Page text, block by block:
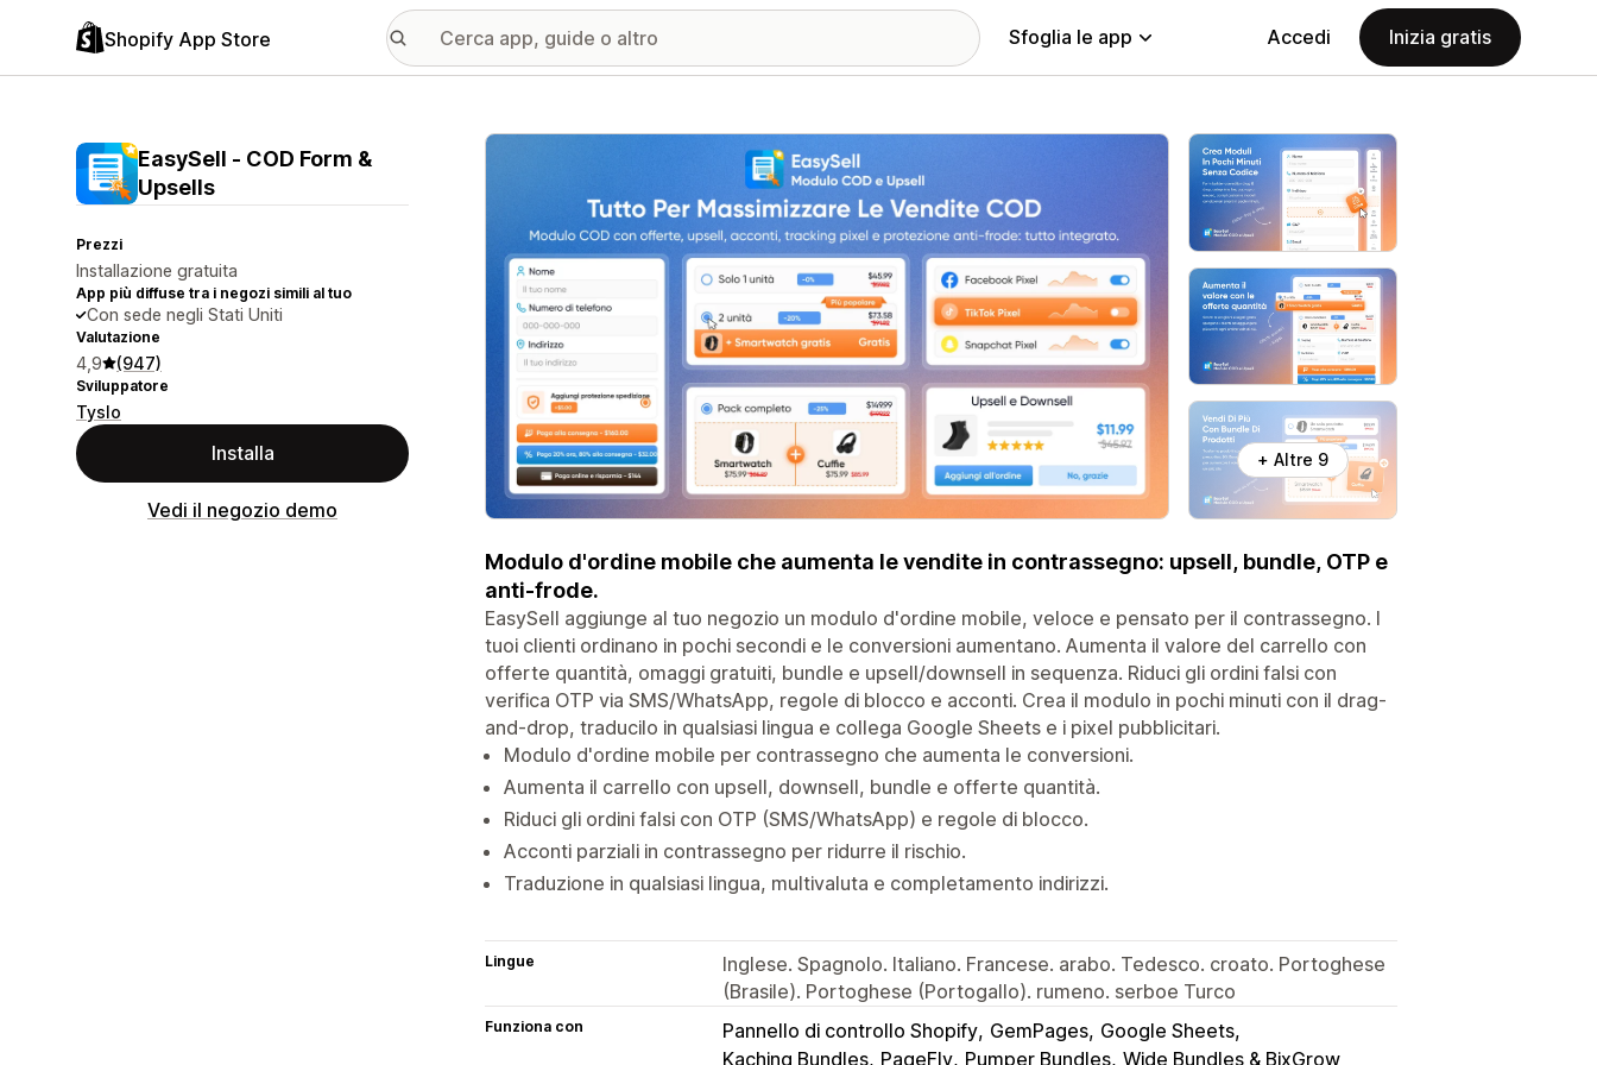
Shopify App Store Sfoglia le app Accedi Inizia gratis
EasySell ‑ COD Form &
Upsells
Prezzi
Installazione gratuita
App più diffuse tra i negozi simili al tuo
Con sede negli Stati Uniti
Valutazione
4,9 (947)
Sviluppatore
Tyslo
Installa
Vedi il negozio demo
Galleria immagini in evidenza
+ Altre 9
Modulo d'ordine mobile che aumenta le vendite in contrassegno: upsell, bundle, OTP e
anti-frode.
EasySell aggiunge al tuo negozio un modulo d'ordine mobile, veloce e pensato per il contrassegno. I
tuoi clienti ordinano in pochi secondi e le conversioni aumentano. Aumenta il valore del carrello con
offerte quantità, omaggi gratuiti, bundle e upsell/downsell in sequenza. Riduci gli ordini falsi con
verifica OTP via SMS/WhatsApp, regole di blocco e acconti. Crea il modulo in pochi minuti con il drag-
and-drop, traducilo in qualsiasi lingua e collega Google Sheets e i pixel pubblicitari.
Modulo d'ordine mobile per contrassegno che aumenta le conversioni.
Aumenta il carrello con upsell, downsell, bundle e offerte quantità.
Riduci gli ordini falsi con OTP (SMS/WhatsApp) e regole di blocco.
Acconti parziali in contrassegno per ridurre il rischio.
Traduzione in qualsiasi lingua, multivaluta e completamento indirizzi.
Lingue
Inglese. Spagnolo. Italiano. Francese. arabo. Tedesco. croato. Portoghese
(Brasile). Portoghese (Portogallo). rumeno. serboe Turco
Funziona con Pannello di controllo Shopify GemPages Google Sheets
Kaching Bundles PageFly Pumper Bundles Wide Bundles & BixGrow